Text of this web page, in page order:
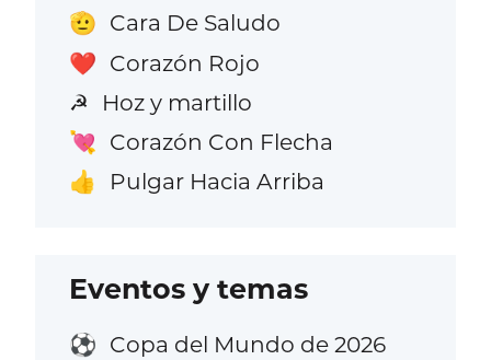
🫡 Cara De Saludo
❤️ Corazón Rojo
☭ Hoz y martillo
💘 Corazón Con Flecha
👍 Pulgar Hacia Arriba
Eventos y temas
⚽ Copa del Mundo de 2026